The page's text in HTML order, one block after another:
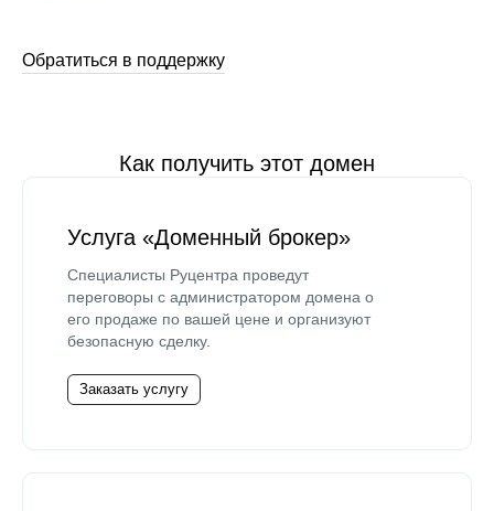
Обратиться в поддержку
Как получить этот домен
Услуга «Доменный брокер»
Специалисты Руцентра проведут
переговоры с администратором домена о
его продаже по вашей цене и организуют
безопасную сделку.
Заказать услугу